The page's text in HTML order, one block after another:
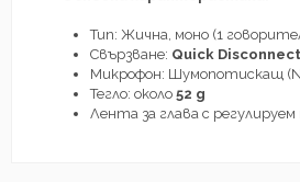
Тип: Жична, моно (1
Свързване: Quick
Микрофон: Шумопотискащ
Тегло: около52 g
Лента за глава с